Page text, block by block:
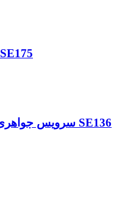
سرویس جواهری نقره زنانه کد SE175
سرویس جواهری نقره طرح فلاور نگین اشک کد SE136